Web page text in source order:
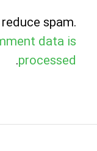
spam.
data is
processed
.